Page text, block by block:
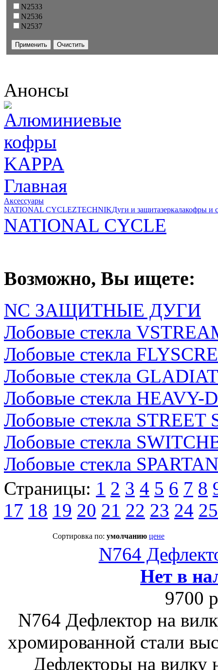
N2533
N2536
N2537
Анонсы
Главная
Аксессуары
NATIONAL CYCLEZTECHNIKДуги и защитазеркалакофры и
NATIONAL CYCLE
Возможно, Вы ищете:
NC ЗАЩИТНЫЕ ДУГИ
Лобовые стекла
Лобовые стекла
Лобовые стекла
Лобовые стекла HEAVY-
Лобовые стекла STREET
Лобовые стекла
Лобовые стекла SPARTAN
Страницы: 1 2 3 4 5 6 7 8
17 18 19 20 21 22 23 24 25
Сортировка по: умолчанию цене
N764
Нет в
9700
N764 Дефлектор на
хромированной стали
Дефлекторы на вилку